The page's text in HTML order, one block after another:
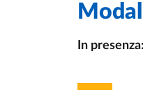
In